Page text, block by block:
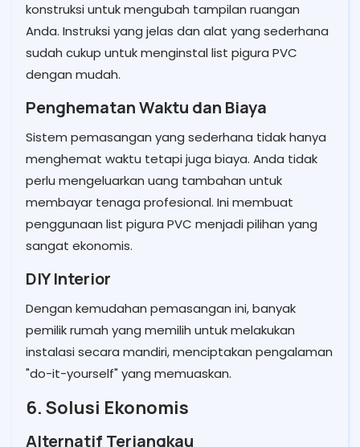
konstruksi untuk mengubah tampilan ruangan
Anda. Instruksi yang jelas dan alat yang sederhana
sudah cukup untuk menginstal list pigura PVC
dengan mudah.
Penghematan Waktu dan Biaya
Sistem pemasangan yang sederhana tidak hanya
menghemat waktu tetapi juga biaya. Anda tidak
perlu mengeluarkan uang tambahan untuk
membayar tenaga profesional. Ini membuat
penggunaan list pigura PVC menjadi pilihan yang
sangat ekonomis.
DIY Interior
Dengan kemudahan pemasangan ini, banyak
pemilik rumah yang memilih untuk melakukan
instalasi secara mandiri, menciptakan pengalaman
"do-it-yourself" yang memuaskan.
6. Solusi Ekonomis
Alternatif Terjangkau